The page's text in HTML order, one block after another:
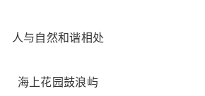
人与自然和谐相处
海上花园鼓浪屿